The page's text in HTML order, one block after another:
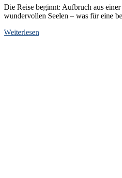
Die Reise beginnt: Aufbruch aus
wundervollen Seelen – was für eine
Weiterlesen